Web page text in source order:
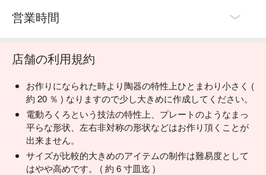
営業時間
店舗の利用規約
お作りになられた時より陶器の特性上ひとまわり小さく (
約 20 ％ ) なりますので少し大きめに作成してください。
電動ろくろという技法の特性上、プレートのようなまっ
平らな形状、左右非対称の形状などはお作り頂くことが
出来ません。
サイズが比較的大きめのアイテムの制作は難易度として
はやや高めです。 ( 約 6 寸皿迄 )